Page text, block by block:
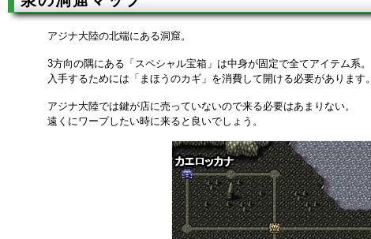
アジナ大陸の北端にある洞窟。
3方向の隅にある「スペシャル宝箱」は中身が固定で全てアイテム系。
入手するためには「まほうのカギ」を消費して開ける必要があります。
アジナ大陸では鍵が店に売っていないので来る必要はあまりない。
遠くにワープしたい時に来ると良いでしょう。